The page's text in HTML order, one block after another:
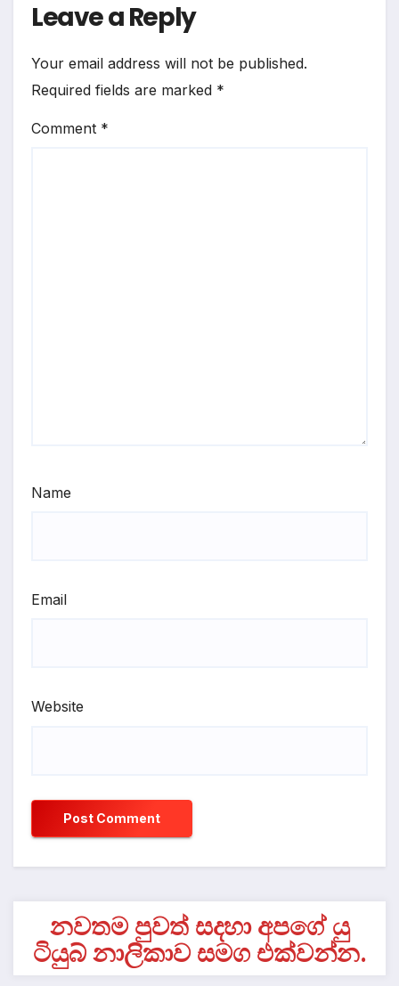
Leave a Reply
Your email address will not be published.
Required fields are marked *
Comment *
Name
Email
Website
නවතම පුවත් සදහා අපගේ යු
ටියුබ් නාලිකාව සමග එක්වන්න.